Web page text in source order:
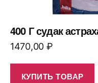
400 Г судак
1470,00 ₽
КУПИТЬ ТОВАР